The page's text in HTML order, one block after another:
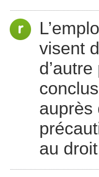
visent
auprès
au